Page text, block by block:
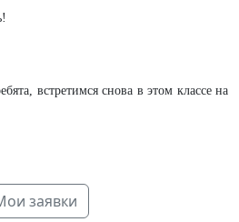
встретимся снова в этом классе на
заявки